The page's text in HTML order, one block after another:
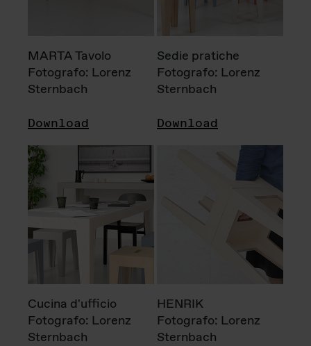
MARTA Tavolo
Fotografo: Lorenz
Sternbach
Download
Sedie pratiche
Fotografo: Lorenz
Sternbach
Download
Cucina d'ufficio
Fotografo: Lorenz
Sternbach
HENRIK
Fotografo: Lorenz
Sternbach